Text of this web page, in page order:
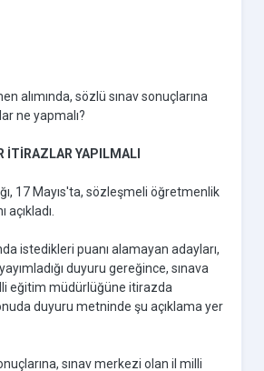
alımında, sözlü sınav sonuçlarına
ne yapmalı?
İTİRAZLAR YAPILMALI
17 Mayıs'ta, sözleşmeli öğretmenlik
istedikleri puanı alamayan adayları,
duyuru gereğince, sınava
eğitim müdürlüğüne itirazda
duyuru metninde şu açıklama yer
sınav merkezi olan il milli